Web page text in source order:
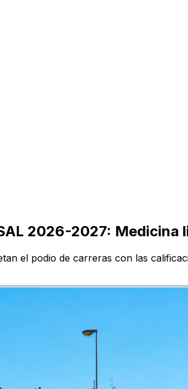
2026-2027: Medicina
el podio de carreras con las